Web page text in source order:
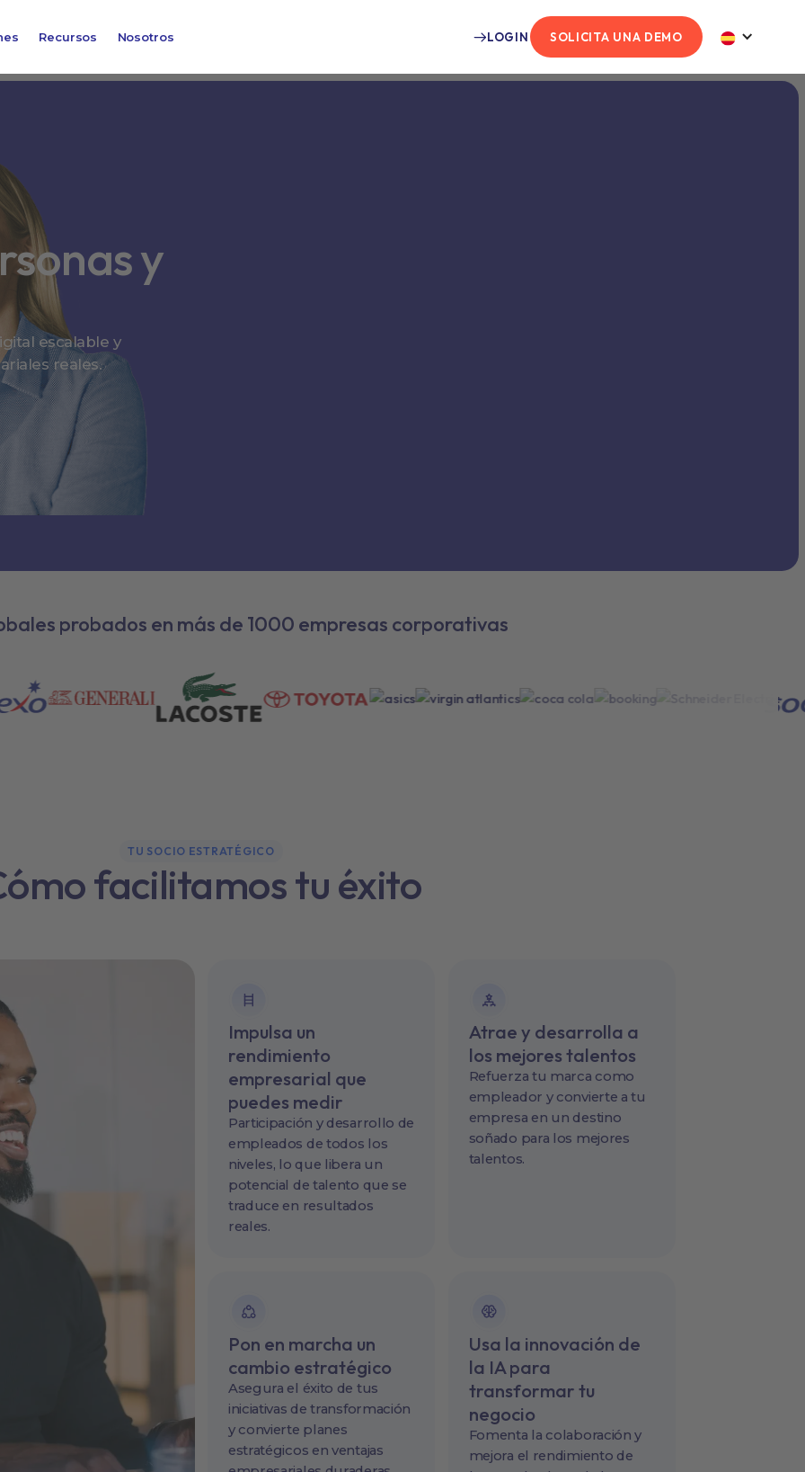
Recursos Nosotros LOGIN SOLICITA UNA DEMO
y
escalable y
reales.
probados en más de 1000 empresas corporativas
TU SOCIO ESTRATÉGICO
facilitamos tu éxito
Impulsa un
rendimiento
empresarial que
puedes medir
Participación y desarrollo de
empleados de todos los
niveles, lo que libera un
potencial de talento que se
traduce en resultados
reales.
Atrae y desarrolla a
los mejores talentos
Refuerza tu marca como
empleador y convierte a tu
empresa en un destino
soñado para los mejores
talentos.
Pon en marcha un
cambio estratégico
Asegura el éxito de tus
iniciativas de transformación
y convierte planes
estratégicos en ventajas
Usa la innovación de
la IA para
transformar tu
negocio
Fomenta la colaboración y
mejora el rendimiento de